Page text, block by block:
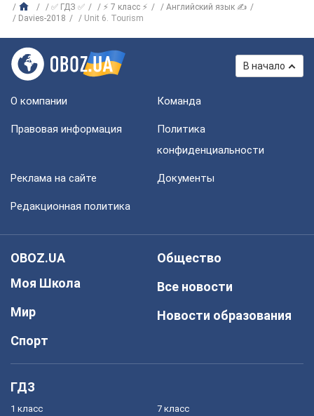
✅ ГДЗ ✅ ⚡ 7 класс ⚡
Английский язык ✍
Davies-2018
Unit 6. Tourism
В начало
О компании Команда
Правовая информация
Политика
конфиденциальности
Реклама на сайте Документы
Редакционная политика
OBOZ.UA
Моя Школа
Мир
Спорт
Общество
Все новости
Новости образования
ГДЗ
1 класс 7 класс